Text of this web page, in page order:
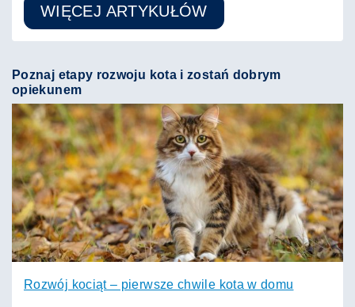
WIĘCEJ ARTYKUŁÓW
Poznaj etapy rozwoju kota i zostań dobrym
opiekunem
Rozwój kociąt – pierwsze chwile kota w domu